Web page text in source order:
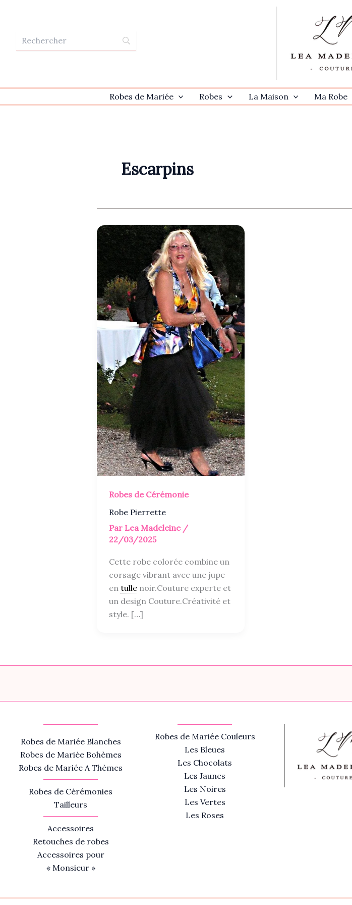
Robes de Mariée Robes La Maison Ma Robe
Escarpins
Robes de Cérémonie
Robe Pierrette
Par Lea Madeleine /
22/03/2025
Cette robe colorée combine un
corsage vibrant avec une jupe
en tulle noir.Couture experte et
un design Couture.Créativité et
style. […]
Robes de Mariée Blanches
Robes de Mariée Bohèmes
Robes de Mariée A Thèmes
Robes de Cérémonies
Tailleurs
Accessoires
Retouches de robes
Accessoires pour
« Monsieur »
Robes de Mariée Couleurs
Les Bleues
Les Chocolats
Les Jaunes
Les Noires
Les Vertes
Les Roses